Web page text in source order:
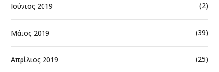
Ιούνιος 2019 (2)
Μάιος 2019 (39)
Απρίλιος 2019 (25)